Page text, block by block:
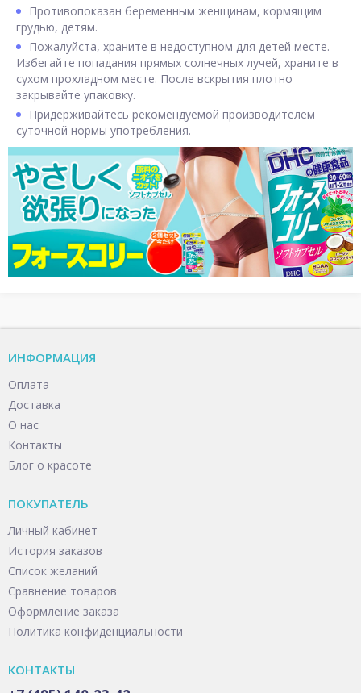
Противопоказан беременным женщинам, кормящим
грудью, детям.
Пожалуйста, храните в недоступном для детей месте.
Избегайте попадания прямых солнечных лучей, храните в
сухом прохладном месте. После вскрытия плотно
закрывайте упаковку.
Придерживайтесь рекомендуемой производителем
суточной нормы употребления.
ИНФОРМАЦИЯ
Оплата
Доставка
О нас
Контакты
Блог о красоте
ПОКУПАТЕЛЬ
Личный кабинет
История заказов
Список желаний
Сравнение товаров
Оформление заказа
Политика конфиденциальности
КОНТАКТЫ